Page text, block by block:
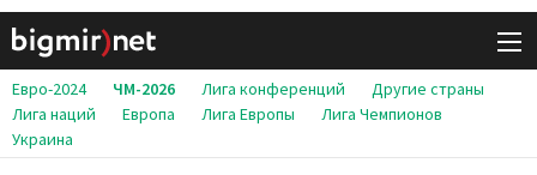
Евро-2024 ЧМ-2026 Лига конференций
Другие страны
Лига наций
Европа Лига Европы
Лига Чемпионов
Украина